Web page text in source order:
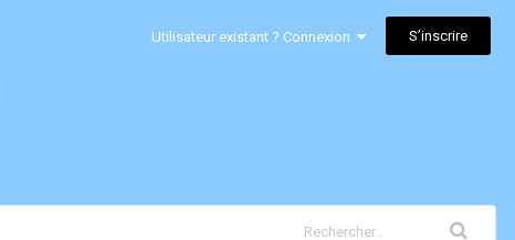
Utilisateur existant ? Connexion S’inscrire